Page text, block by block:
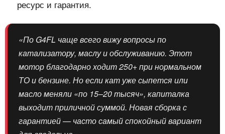
ресурс и гарантия.
«По G4FL чаще всего вижу вопросы по
катализатору, маслу и обслуживанию. Этот
мотор благодарно ходит 250+ при нормальном
ТО и бензине. Но если кат уже сыпется или
масло меняли «по 15–20 тысяч», капиталка
выходит приличной суммой. Новая сборка с
гарантией — часто самый спокойный вариант